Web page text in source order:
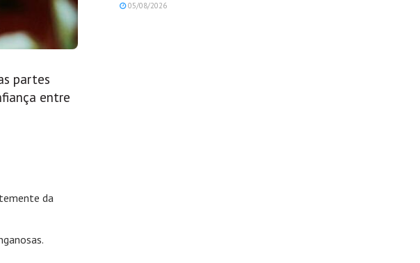
partes
entre
da
05/08/2026